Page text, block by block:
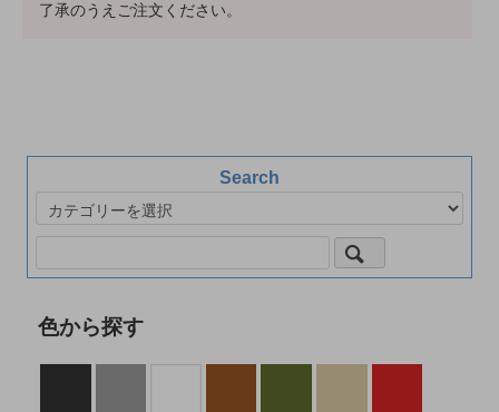
了承のうえご注文ください。
Search
色から探す